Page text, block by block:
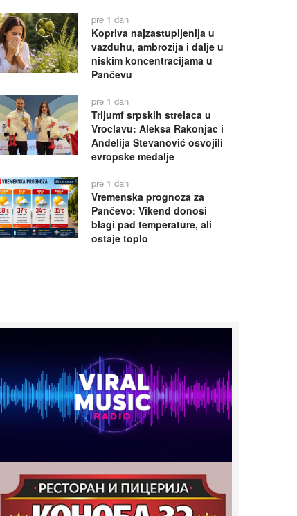
pre 1 dan
Kopriva najzastupljenija u
vazduhu, ambrozija i dalje u
niskim koncentracijama u
Pančevu
pre 1 dan
Trijumf srpskih strelaca u
Vroclavu: Aleksa Rakonjac i
Anđelija Stevanović osvojili
evropske medalje
pre 1 dan
Vremenska prognoza za
Pančevo: Vikend donosi
blagi pad temperature, ali
ostaje toplo